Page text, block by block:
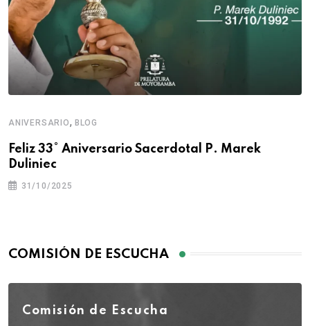
ANIVERSARIO, BLOG
Feliz 33° Aniversario Sacerdotal P. Marek
Duliniec
31/10/2025
COMISIÓN DE ESCUCHA
Comisión de Escucha